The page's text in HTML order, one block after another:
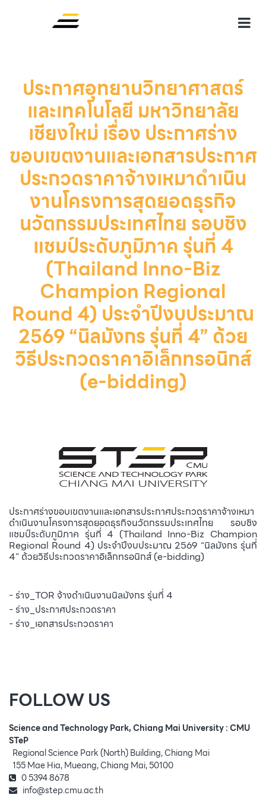
ประกาศอุทยานวิทยาศาสตร์
และเทคโนโลยี มหาวิทยาลัย
เชียงใหม่ เรื่อง ประกาศร่าง
ขอบเขตงานและเอกสารประกาศ
ประกวดราคาจ้างเหมาดำเนิน
งานโครงการสุดยอดธุรกิจ
นวัตกรรมประเทศไทย รอบชิง
แชมป์ระดับภูมิภาค รุ่นที่ 4
(Thailand Inno-Biz
Champion Regional
Round 4) ประจำปีงบประมาณ
2569 “นิลมังกร รุ่นที่ 4” ด้วย
วิธีประกวดราคาอิเล็กทรอนิกส์
(e-bidding)
ประกาศร่างขอบเขตงานและเอกสารประกาศประกวดราคาจ้างเหมา
ดำเนินงานโครงการสุดยอดธุรกิจนวัตกรรมประเทศไทย รอบชิง
แชมป์ระดับภูมิภาค รุ่นที่ 4 (Thailand Inno-Biz Champion
Regional Round 4) ประจำปีงบประมาณ 2569 “นิลมังกร รุ่นที่
4” ด้วยวิธีประกวดราคาอิเล็กทรอนิกส์ (e-bidding)
- ร่าง_TOR จ้างดำเนินงานนิลมังกร รุ่นที่ 4
- ร่าง_ประกาศประกวดราคา
- ร่าง_เอกสารประกวดราคา
FOLLOW US
Science and Technology Park, Chiang Mai University : CMU
STeP
Regional Science Park (North) Building, Chiang Mai
155 Mae Hia, Mueang, Chiang Mai, 50100
0 5394 8678
info@step.cmu.ac.th